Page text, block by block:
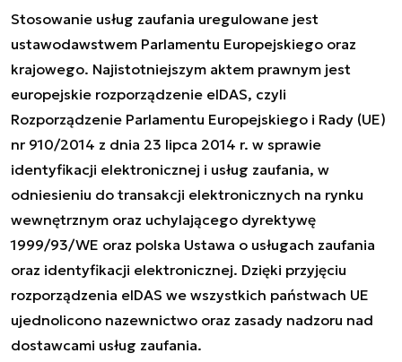
Stosowanie usług zaufania uregulowane jest
ustawodawstwem Parlamentu Europejskiego oraz
krajowego. Najistotniejszym aktem prawnym jest
europejskie rozporządzenie eIDAS, czyli
Rozporządzenie Parlamentu Europejskiego i Rady (UE)
nr 910/2014 z dnia 23 lipca 2014 r. w sprawie
identyfikacji elektronicznej i usług zaufania, w
odniesieniu do transakcji elektronicznych na rynku
wewnętrznym oraz uchylającego dyrektywę
1999/93/WE oraz polska Ustawa o usługach zaufania
oraz identyfikacji elektronicznej. Dzięki przyjęciu
rozporządzenia eIDAS we wszystkich państwach UE
ujednolicono nazewnictwo oraz zasady nadzoru nad
dostawcami usług zaufania.